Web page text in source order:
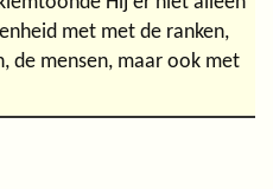
met met de ranken,
de mensen, maar ook met